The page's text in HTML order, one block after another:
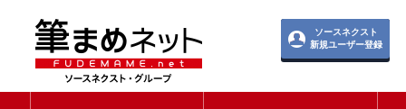
ソースネクスト
新規ユーザー登録